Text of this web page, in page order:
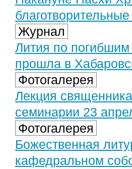
Журнал
Лития по
прошла в
Фотогалерея
Лекция
семинарии 23
Фотогалерея
Божественная
кафедральном